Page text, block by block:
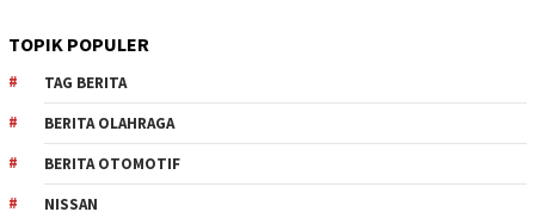
TOPIK POPULER
TAG BERITA
BERITA OLAHRAGA
BERITA OTOMOTIF
NISSAN